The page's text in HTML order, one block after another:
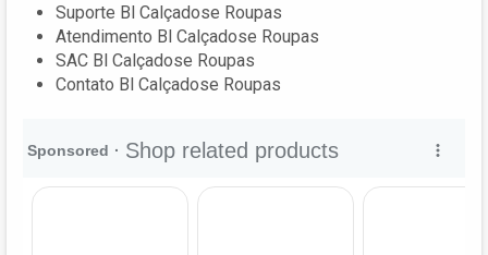
Suporte Bl Calçadose Roupas
Atendimento Bl Calçadose Roupas
SAC Bl Calçadose Roupas
Contato Bl Calçadose Roupas